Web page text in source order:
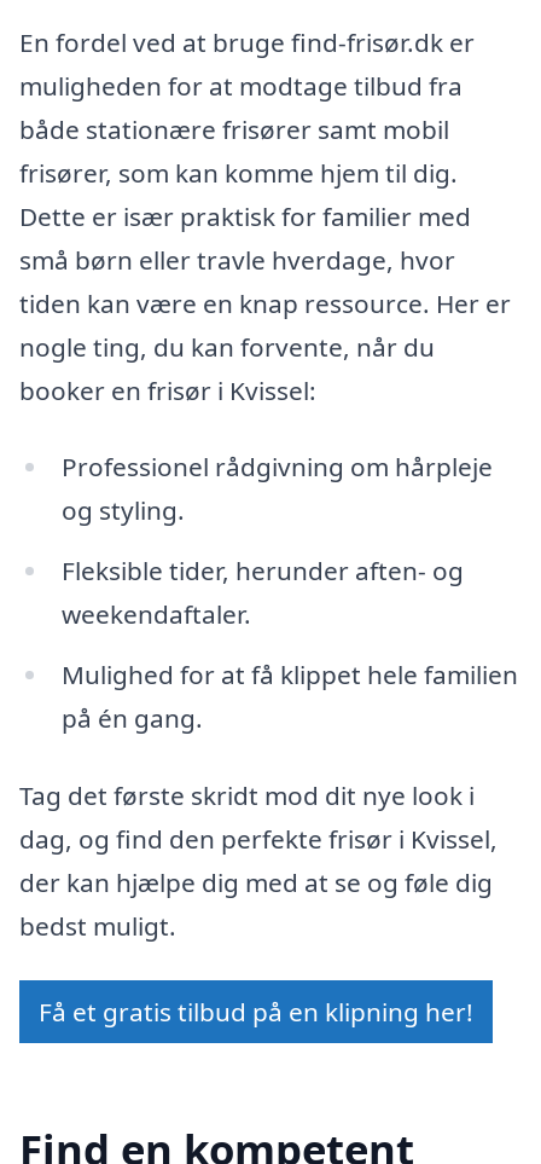
En fordel ved at bruge find-frisør.dk er
muligheden for at modtage tilbud fra
både stationære frisører samt mobil
frisører, som kan komme hjem til dig.
Dette er især praktisk for familier med
små børn eller travle hverdage, hvor
tiden kan være en knap ressource. Her er
nogle ting, du kan forvente, når du
booker en frisør i Kvissel:
Professionel rådgivning om hårpleje
og styling.
Fleksible tider, herunder aften- og
weekendaftaler.
Mulighed for at få klippet hele familien
på én gang.
Tag det første skridt mod dit nye look i
dag, og find den perfekte frisør i Kvissel,
der kan hjælpe dig med at se og føle dig
bedst muligt.
Få et gratis tilbud på en klipning her!
Find en kompetent